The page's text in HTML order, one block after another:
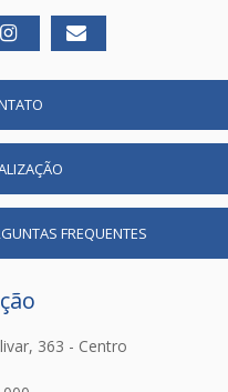
FREQUENTES
363 - Centro